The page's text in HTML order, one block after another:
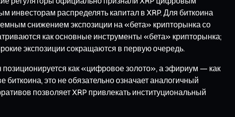
инвесторам распределять капитал в XRP. Для биткоина
снижением экспозиции на «бета» крипторынка со
как основные инструменты «бета» крипторынка;
экспозиции сокращаются в первую очередь.
позиционируется как «цифровое золото», а эфириум — как
это не обязательно означает аналогичный
позволяет XRP привлекать институциональный